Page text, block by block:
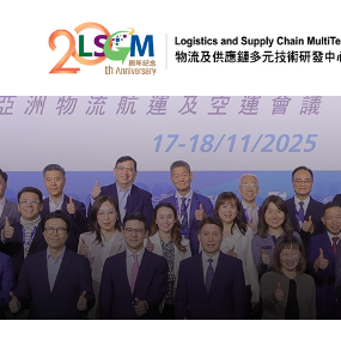
跳到内容（按回车键
会
A A